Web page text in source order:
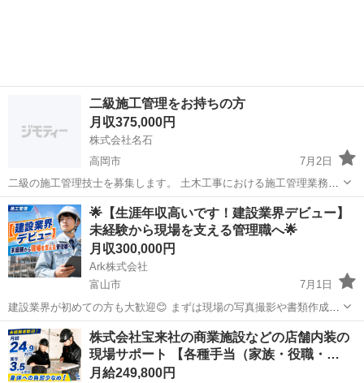
二級施工管理をお持ちの方
月収375,000円
株式会社名石
高岡市
7月2日
二級の施工管理技士を募集します。 土木工事における施工管理業務を
ご担当いただきます。 作業内容 ・河川・護岸工事 ・U字溝交換 ・管
工事の敷設交換 など 給与 年収：4500000円～ 昇給：あり 賞与：あり
...
富山 高岡市 施工管理
🌟【生涯年収高いです！建設業界デビュー】
未経験から現場を支える管理職へ🌟
月収300,000円
Ark株式会社
富山市
7月1日
建設業界が初めての方も大歓迎😊 まずは現場の写真撮影や書類作成な
ど、サポート業務からスタート！ 将来的には現場全体を支える管理職
として、安定したキャリアを目指せます✨ ーーーーーーーーーーーー
ーー ## ...
富山 富山市 施工管理
株式会社宝来社の商業施設などの店舗内装の
現場サポート 【各種手当（家族・役職・…
月給249,800円